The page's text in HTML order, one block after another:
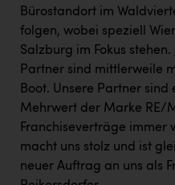
Bürostandort im
folgen, wobei speziell
Salzburg im Fokus
Partner sind mittlerweile
Boot. Unsere Partner
Mehrwert der Marke RE/
Franchiseverträge immer
macht uns stolz und ist
neuer Auftrag an uns als